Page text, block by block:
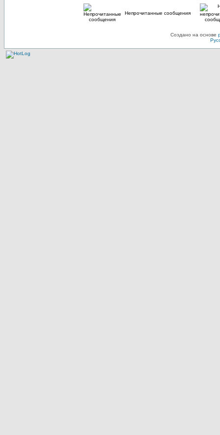
Непрочитанные сообщения
Создано на основе